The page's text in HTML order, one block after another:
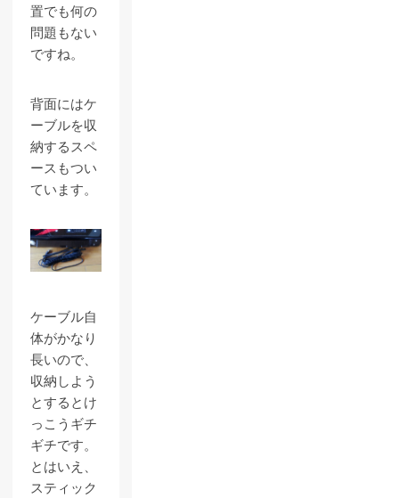
置でも何の
問題もない
ですね。
背面にはケ
ーブルを収
納するスペ
ースもつい
ています。
ケーブル自
体がかなり
長いので、
収納しよう
とするとけ
っこうギチ
ギチです。
とはいえ、
スティック